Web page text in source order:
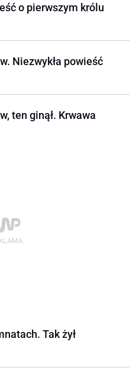
o pierwszym królu
Niezwykła powieść
ten ginął. Krwawa
Tak żył